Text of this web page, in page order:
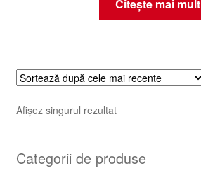
Citește mai mult
Afișez singurul rezultat
Categorii de produse